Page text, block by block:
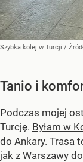
Szybka kolej w Turcji /
Tanio i
Podczas mojej
Turcję. Byłam w
do Ankary. Trasa
jak z Warszawy